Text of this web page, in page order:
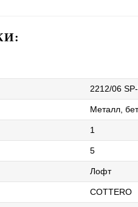
2212/06
Металл,
1
5
Лофт
COTTERO